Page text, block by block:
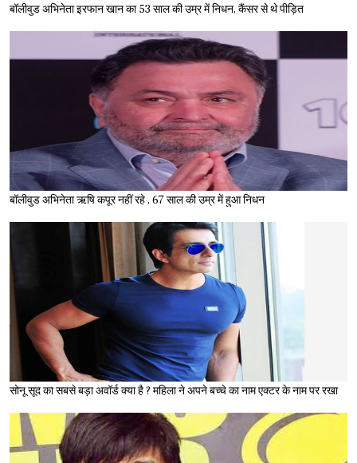
बॉलीवुड अभिनेता इरफान खान का 53 साल की उम्र में निधन, कैंसर से थे पीड़ित
बॉलीवुड अभिनेता ऋषि कपूर नहीं रहे , 67 साल की उम्र में हुआ निधन
सोनू सूद का सबसे बड़ा अवॉर्ड क्या है ? महिला ने अपने बच्चे का नाम एक्टर के नाम पर रखा